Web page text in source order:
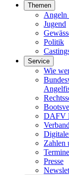
Themen
Angeln
Jugend
Politik
Service
Wie
DAFV
Zahlen
Termine
Presse